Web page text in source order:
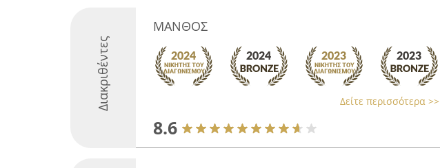
Διακριθέντες
ΜΑΝΘΟΣ
Δείτε περισσότερα >>
8.6